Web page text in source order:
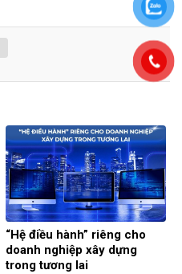
“Hệ điều hành” riêng cho
doanh nghiệp xây dựng
trong tương lai